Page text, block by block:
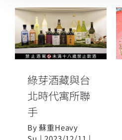
綠芽酒藏與台
北時代寓所聯
手
綠芽酒藏與台
北時代寓所聯
手
By蘇重Heavy